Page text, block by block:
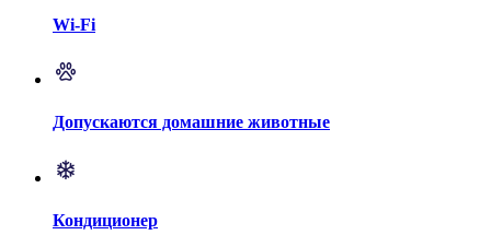
Wi-Fi
Допускаются домашние животные
Кондиционер